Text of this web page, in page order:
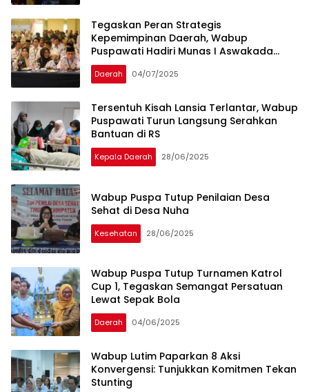
Tegaskan Peran Strategis
Kepemimpinan Daerah, Wabup
Puspawati Hadiri Munas I Aswakada
Indonesia
Daerah 04/07/2025
Tersentuh Kisah Lansia Terlantar, Wabup
Puspawati Turun Langsung Serahkan
Bantuan di RS
Kepala Daerah 28/06/2025
Wabup Puspa Tutup Penilaian Desa
Sehat di Desa Nuha
Kesehatan 28/06/2025
Wabup Puspa Tutup Turnamen Katrol
Cup 1, Tegaskan Semangat Persatuan
Lewat Sepak Bola
Daerah 04/06/2025
Wabup Lutim Paparkan 8 Aksi
Konvergensi: Tunjukkan Komitmen Tekan
Stunting